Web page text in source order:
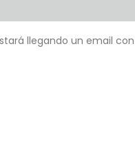
llegando un email